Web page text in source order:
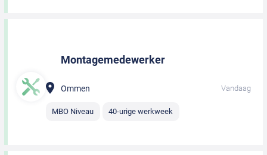
Montagemedewerker
Ommen Vandaag
MBO Niveau 40-urige werkweek